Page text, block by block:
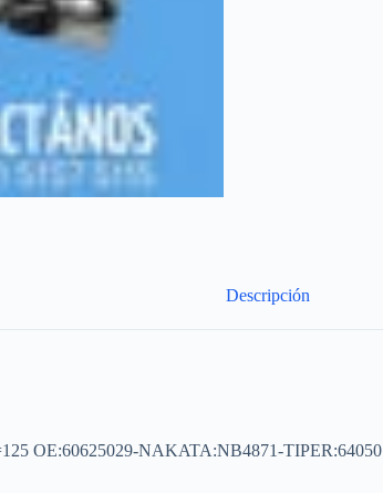
Descripción
OE:60625029-NAKATA:NB4871-TIPER:64050